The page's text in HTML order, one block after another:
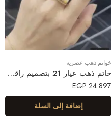
خواتم ذهب عصرية
خاتم ذهب عيار 21 بتصميم راقي وجذاب
24.897
EGP
إضافة إلى السلة